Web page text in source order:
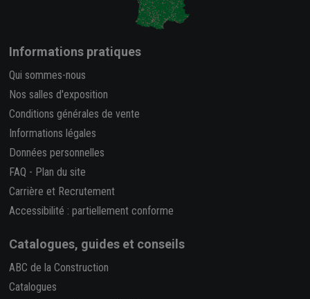
Informations pratiques
Qui sommes-nous
Nos salles d'exposition
Conditions générales de vente
Informations légales
Données personnelles
FAQ - Plan du site
Carrière et Recrutement
Accessibilité : partiellement conforme
Catalogues, guides et conseils
ABC de la Construction
Catalogues